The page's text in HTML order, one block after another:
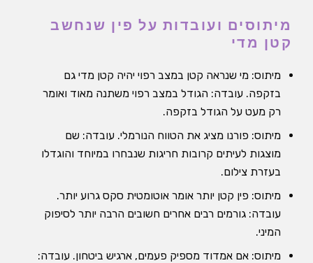
מיתוסים ועובדות על פין שנחשב
קטן מדי
מיתוס: מי שנראה קטן במצב רפוי יהיה קטן מדי גם
בזקפה. עובדה: הגודל במצב רפוי משתנה מאוד ואומר
רק מעט על הגודל בזקפה.
מיתוס: פורנו מציג את הטווח הנורמלי. עובדה: שם
מוצגות לעיתים קרובות חריגות שנבחרו במיוחד והוגדלו
בעזרת צילום.
מיתוס: פין קטן יותר אומר אוטומטית סקס גרוע יותר.
עובדה: גורמים רבים אחרים חשובים הרבה יותר לסיפוק
המיני.
מיתוס: אם אמדוד מספיק פעמים, ארגיש ביטחון. עובדה: